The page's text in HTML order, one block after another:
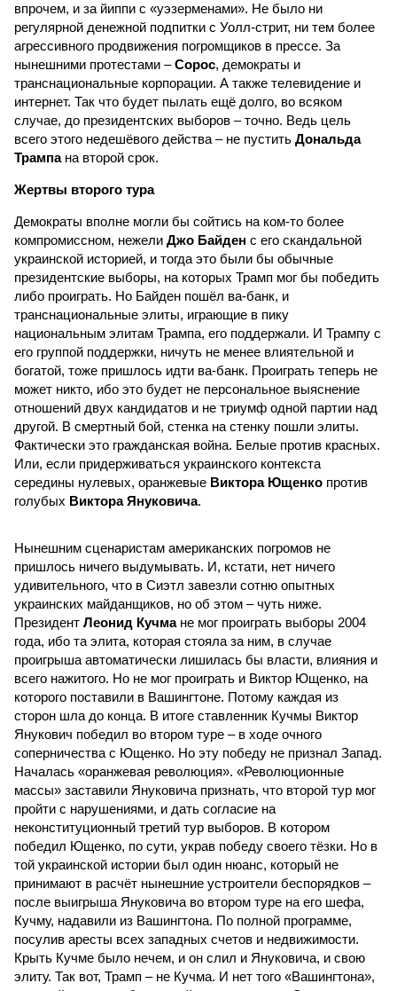
впрочем, и за йиппи с «уэзерменами». Не было ни
регулярной денежной подпитки с Уолл-стрит, ни тем более
агрессивного продвижения погромщиков в прессе. За
нынешними протестами –Сорос, демократы и
транснациональные корпорации. А также телевидение и
интернет. Так что будет пылать ещё долго, во всяком
случае, до президентских выборов – точно. Ведь цель
всего этого недешёвого действа – не пустить Дональда
Трампана второй срок.
Жертвы второго тура
Демократы вполне могли бы сойтись на ком-то более
компромиссном, нежели Джо Байден с его скандальной
украинской историей, и тогда это были бы обычные
президентские выборы, на которых Трамп мог бы победить
либо проиграть. Но Байден пошёл ва-банк, и
транснациональные элиты, играющие в пику
национальным элитам Трампа, его поддержали. И Трампу с
его группой поддержки, ничуть не менее влиятельной и
богатой, тоже пришлось идти ва-банк. Проиграть теперь не
может никто, ибо это будет не персональное выяснение
отношений двух кандидатов и не триумф одной партии над
другой. В смертный бой, стенка на стенку пошли элиты.
Фактически это гражданская война. Белые против красных.
Или, если придерживаться украинского контекста
середины нулевых, оранжевые Виктора Ющенко против
голубых Виктора Януковича.
Нынешним сценаристам американских погромов не
пришлось ничего выдумывать. И, кстати, нет ничего
удивительного, что в Сиэтл завезли сотню опытных
украинских майданщиков, но об этом – чуть ниже.
Президент Леонид Кучмане мог проиграть выборы 2004
года, ибо та элита, которая стояла за ним, в случае
проигрыша автоматически лишилась бы власти, влияния и
всего нажитого. Но не мог проиграть и Виктор Ющенко, на
которого поставили в Вашингтоне. Потому каждая из
сторон шла до конца. В итоге ставленник Кучмы Виктор
Янукович победил во втором туре – в ходе очного
соперничества с Ющенко. Но эту победу не признал Запад.
Началась «оранжевая революция». «Революционные
массы» заставили Януковича признать, что второй тур мог
пройти с нарушениями, и дать согласие на
неконституционный третий тур выборов. В котором
победил Ющенко, по сути, украв победу своего тёзки. Но в
той украинской истории был один нюанс, который не
принимают в расчёт нынешние устроители беспорядков –
после выигрыша Януковича во втором туре на его шефа,
Кучму, надавили из Вашингтона. По полной программе,
посулив аресты всех западных счетов и недвижимости.
Крыть Кучме было нечем, и он слил и Януковича, и свою
элиту. Так вот, Трамп – не Кучма. И нет того «Вашингтона»,